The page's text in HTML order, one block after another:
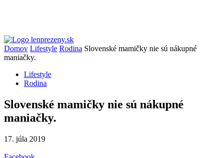
Domov Lifestyle Rodina Slovenské mamičky nie sú nákupné
maniačky.
Lifestyle
Rodina
Slovenské mamičky nie sú nákupné
maniačky.
17. júla 2019